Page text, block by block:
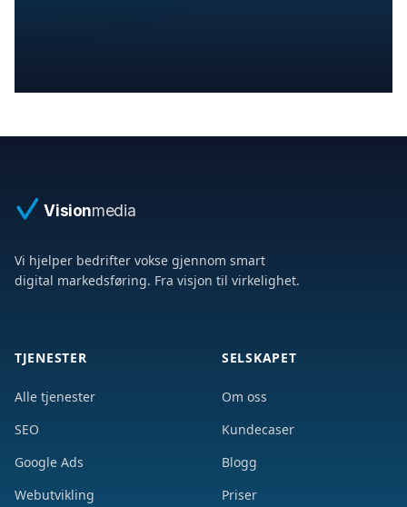
Visionmedia
Vi hjelper bedrifter vokse gjennom smart
digital markedsføring. Fra visjon til virkelighet.
TJENESTER
Alle tjenester
SEO
Google Ads
Webutvikling
SELSKAPET
Om oss
Kundecaser
Blogg
Priser